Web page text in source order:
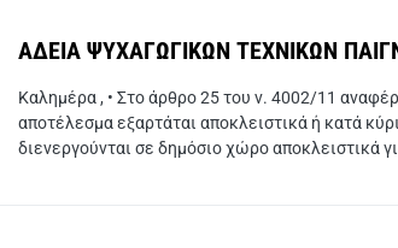
ΑΔΕΙΑ ΨΥΧΑΓΩΓΙΚΩΝ ΤΕΧΝΙΚΩΝ
Καλημέρα , • Στο άρθρο 25 του ν. 4002/11
αποτέλεσμα εξαρτάται αποκλειστικά ή κατά
διενεργούνται σε δημόσιο χώρο αποκλειστικά